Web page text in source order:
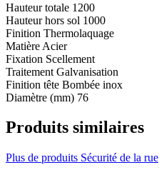
Hauteur totale 1200
Hauteur hors sol 1000
Finition Thermolaquage
Matière Acier
Fixation Scellement
Traitement Galvanisation
Finition tête Bombée inox
Diamètre (mm) 76
Produits similaires
Plus de produits Sécurité de la rue